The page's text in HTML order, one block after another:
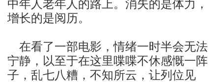
中年人老年人的路上。消失的是体力，
增长的是阅历。
在看了一部电影，情绪一时半会无法
宁静，以至于在这里喋喋不休感慨一阵
子，乱七八糟，不知所云，让列位见